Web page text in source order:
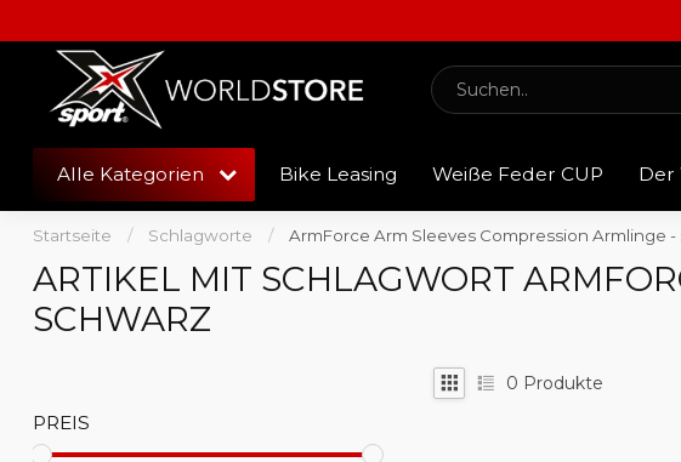
Alle Kategorien Bike Leasing Weiße Feder CUP Der
Startseite / Schlagworte / ArmForce Arm Sleeves Compression Armlinge -
ARTIKEL MIT SCHLAGWORT
SCHWARZ
PREIS
0 Produkte